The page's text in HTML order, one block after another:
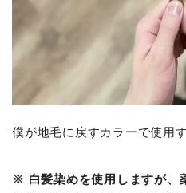
僕が地毛に戻すカラーで使用
※ 白髪染めを使用しますが、